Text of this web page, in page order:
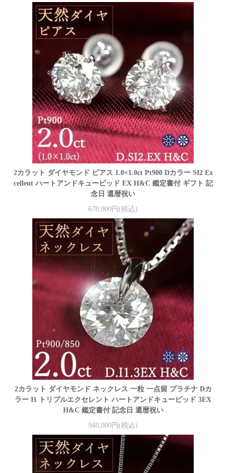
2カラット ダイヤモンド ピアス 1.0×1.0ct Pt900 Dカラー SI2 Ex
cellent ハートアンドキューピッド EX H&C 鑑定書付 ギフト 記
念日 還暦祝い
678,000円(税込)
2カラット ダイヤモンド ネックレス 一粒 一点留 プラチナ Dカ
ラー I1 トリプルエクセレント ハートアンドキューピッド 3EX
H&C 鑑定書付 記念日 還暦祝い
948,000円(税込)